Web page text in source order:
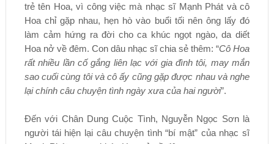
trẻ tên Hoa, vì công việc mà nhạc sĩ Mạnh Phát và cô
Hoa chỉ gặp nhau, hẹn hò vào buổi tối nên ông lấy đó
làm cảm hứng ra đời cho ca khúc ngọt ngào, da diết
Hoa nở về đêm. Con dâu nhạc sĩ chia sẻ thêm: “Cô Hoa
rất nhiều lần cố gắng liên lạc với gia đình tôi, may mắn
sao cuối cùng tôi và cô ấy cũng gặp được nhau và nghe
lại chính câu chuyện tình ngày xưa của hai người”.
Đến với Chân Dung Cuộc Tình, Nguyễn Ngọc Sơn là
người tái hiện lại câu chuyện tình “bí mật” của nhạc sĩ